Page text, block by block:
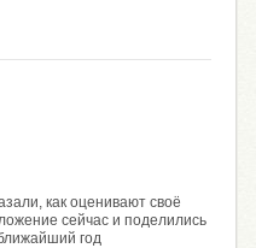
как оценивают своё
сейчас и поделились
год